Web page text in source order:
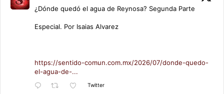
¿Dónde quedó el agua de Reynosa? Segunda Parte
Especial. Por Isaias Alvarez
https://sentido-comun.com.mx/2026/07/donde-quedo-
el-agua-de-...
Twitter